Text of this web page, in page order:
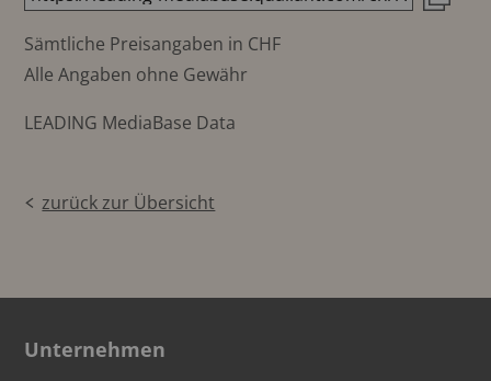
Sämtliche Preisangaben in CHF
Alle Angaben ohne Gewähr
LEADING MediaBase Data
zurück zur Übersicht
Unternehmen